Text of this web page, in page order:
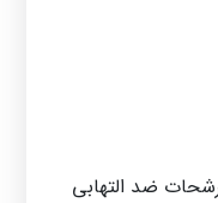
ضد التهابی